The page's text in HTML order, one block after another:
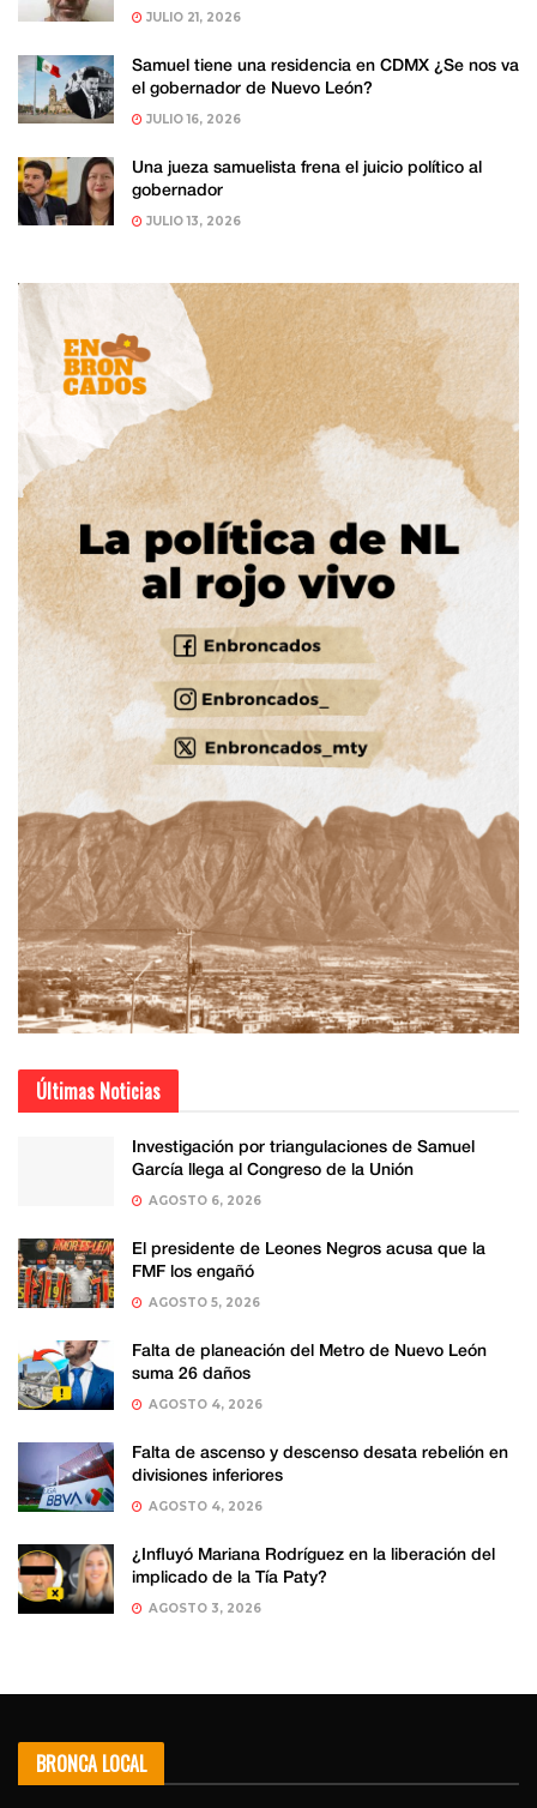
JULIO 21, 2026
Samuel tiene una residencia en CDMX ¿Se nos va
el gobernador de Nuevo León?
JULIO 16, 2026
Una jueza samuelista frena el juicio político al
gobernador
JULIO 13, 2026
Últimas Noticias
Investigación por triangulaciones de Samuel
García llega al Congreso de la Unión
AGOSTO 6, 2026
El presidente de Leones Negros acusa que la
FMF los engañó
AGOSTO 5, 2026
Falta de planeación del Metro de Nuevo León
suma 26 daños
AGOSTO 4, 2026
Falta de ascenso y descenso desata rebelión en
divisiones inferiores
AGOSTO 4, 2026
¿Influyó Mariana Rodríguez en la liberación del
implicado de la Tía Paty?
AGOSTO 3, 2026
BRONCA LOCAL